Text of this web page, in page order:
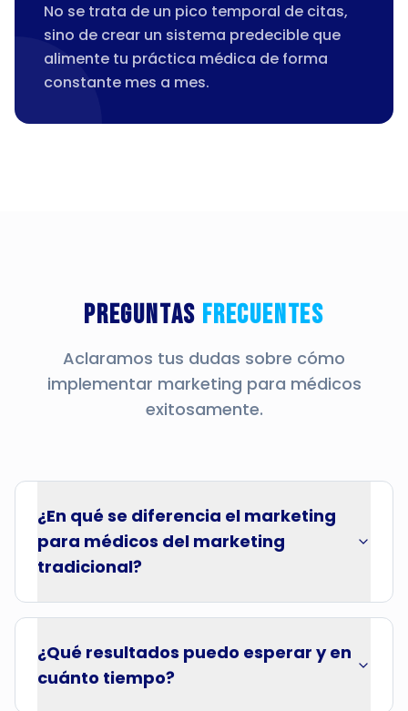
No se trata de un pico temporal de citas,
sino de crear un sistema predecible que
alimente tu práctica médica de forma
constante mes a mes.
Preguntas Frecuentes
Aclaramos tus dudas sobre cómo
implementar marketing para médicos
exitosamente.
¿En qué se diferencia el marketing
para médicos del marketing
tradicional?
¿Qué resultados puedo esperar y en
cuánto tiempo?